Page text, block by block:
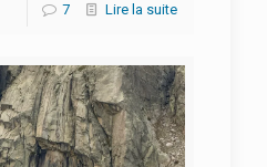
7 Lire la suite